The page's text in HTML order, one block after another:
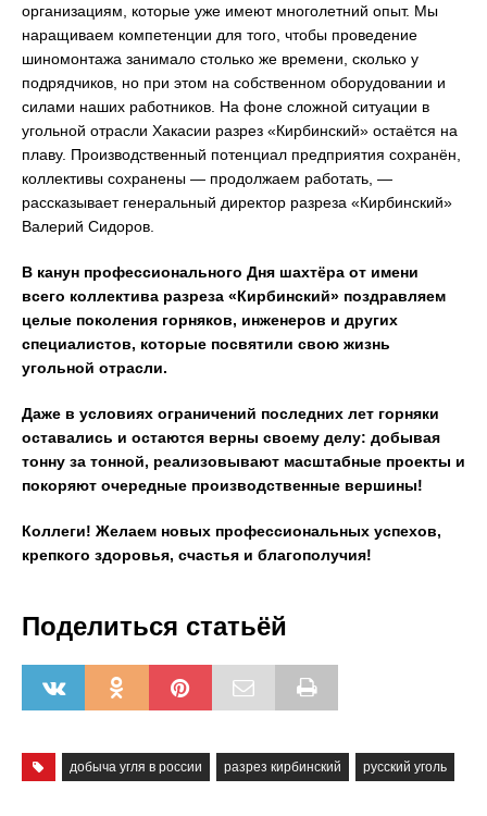
организациям, которые уже имеют многолетний опыт. Мы
наращиваем компетенции для того, чтобы проведение
шиномонтажа занимало столько же времени, сколько у
подрядчиков, но при этом на собственном оборудовании и
силами наших работников. На фоне сложной ситуации в
угольной отрасли Хакасии разрез «Кирбинский» остаётся на
плаву. Производственный потенциал предприятия сохранён,
коллективы сохранены — продолжаем работать, —
рассказывает генеральный директор разреза «Кирбинский»
Валерий Сидоров.
В канун профессионального Дня шахтёра от имени
всего коллектива разреза «Кирбинский» поздравляем
целые поколения горняков, инженеров и других
специалистов, которые посвятили свою жизнь
угольной отрасли.
Даже в условиях ограничений последних лет горняки
оставались и остаются верны своему делу: добывая
тонну за тонной, реализовывают масштабные проекты и
покоряют очередные производственные вершины!
Коллеги! Желаем новых профессиональных успехов,
крепкого здоровья, счастья и благополучия!
Поделиться статьёй
добыча угля в россии разрез кирбинский русский уголь